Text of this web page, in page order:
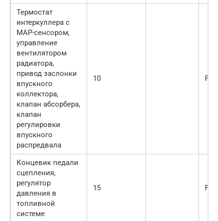
Термостат
интеркуллера с
MAP-сенсором,
управление
вентилятором
радиатора,
привод заслонки
впускного
коллектора,
клапан абсорбера,
клапан
регулировки
впускного
распредвала
10 F38
Концевик педали
сцепления,
регулятор
давления в
топливной
системе
15 F39